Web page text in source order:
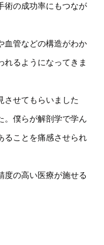
術の成功率にもつなが
血管などの構造がわか
れるようになってきま
させてもらいました
。僕らが解剖学で学ん
ることを痛感させられ
度の高い医療が施せる